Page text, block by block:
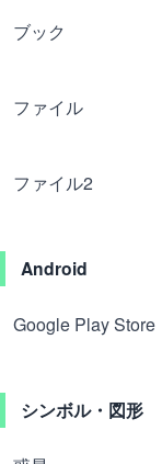
ブック
ファイル
ファイル2
Android
Google Play Store
シンボル・図形